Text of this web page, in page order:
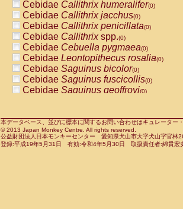
PitheciidaeChiropotes satanas(0)
PitheciidaePithecia monachus
PitheciidaePithecia pithecia(0)
CercopithecidaeCercocebus agilis
CercopithecidaeCercocebus
CercopithecidaeCercocebus
CercopithecidaeCercocebus
CercopithecidaeCercocebus
CercopithecidaeCercocebushybrid
CercopithecidaePapio anubis(0)
CercopithecidaePapio cynocephalus
CercopithecidaePapio hamadryas(0)
Cebidae Callithrix humeralifer(0)
Cebidae Callithrix jacchus(0)
Cebidae Callithrix penicillata(0)
Cebidae Callithrixspp.(0)
Cebidae Cebuella pygmaea(0)
Cebidae Leontopithecus rosalia(0)
Cebidae Saguinus bicolor(0)
Cebidae Saguinus fuscicollis(0)
Cebidae Saguinus geoffroyi(0)
CebidaeSaguinus leucopus(0)
CebidaeSaguinus midas(0)
Cebidae Saguinus mystax(0)
本データベース、並びに標本に関するお問い合わせはキュレータ
© 2013 Japan Monkey Centre. All rights reserved.
公益財団法人日本モンキーセンター 愛知県犬山市大字犬山字官
登録:平成19年5月31日 有効:令和4年5月30日 取扱責任者:綿貫宏